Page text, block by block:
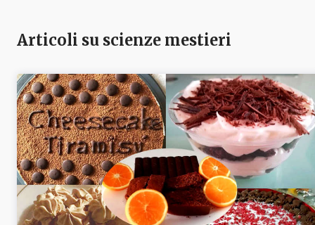
Articoli su scienze mestieri